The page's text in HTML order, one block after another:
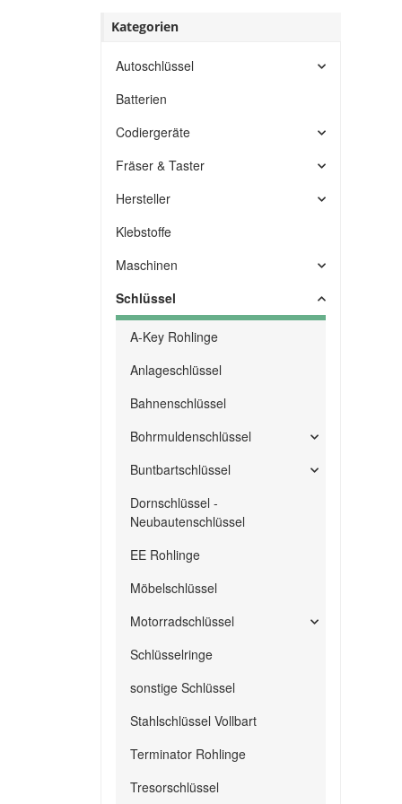
Kategorien
Autoschlüssel
Batterien
Codiergeräte
Fräser & Taster
Hersteller
Klebstoffe
Maschinen
Schlüssel
A-Key Rohlinge
Anlageschlüssel
Bahnenschlüssel
Bohrmuldenschlüssel
Buntbartschlüssel
Dornschlüssel -
Neubautenschlüssel
EE Rohlinge
Möbelschlüssel
Motorradschlüssel
Schlüsselringe
sonstige Schlüssel
Stahlschlüssel Vollbart
Terminator Rohlinge
Tresorschlüssel